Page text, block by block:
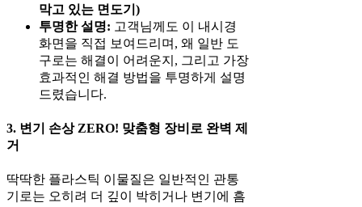
막고 있는 면도기)
투명한 설명: 고객님께도 이 내시경
화면을 직접 보여드리며, 왜 일반 도
구로는 해결이 어려운지, 그리고 가장
효과적인 해결 방법을 투명하게 설명
드렸습니다.
3. 변기 손상 ZERO! 맞춤형 장비로 완벽 제
거
딱딱한 플라스틱 이물질은 일반적인 관통
기로는 오히려 더 깊이 박히거나 변기에 흠